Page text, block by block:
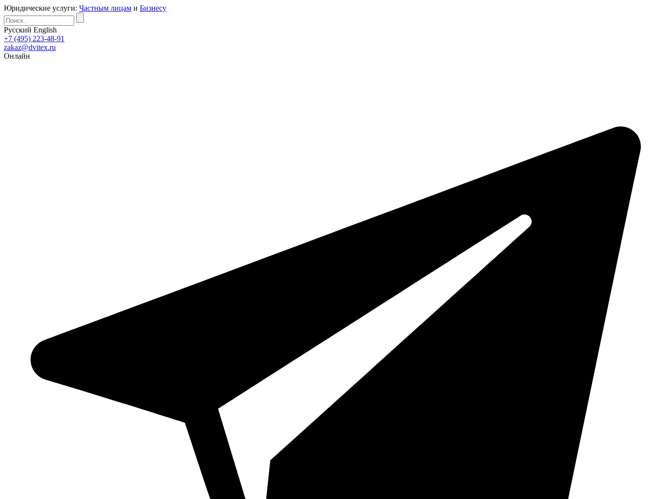
Юридические услуги: Частным лицам и Бизнесу
Русский English
+7 (495) 223-48-91
zakaz@dvitex.ru
Онлайн